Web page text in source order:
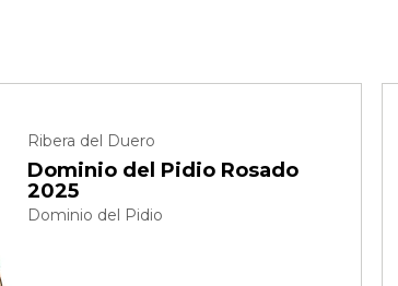
Ribera del Duero
Dominio del Pidio Rosado
2025
Dominio del Pidio